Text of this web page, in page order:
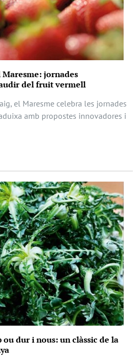
jornades
del fruit vermell
el Maresme celebra les jornades
amb propostes innovadores i
ou dur i nous: un clàssic de la